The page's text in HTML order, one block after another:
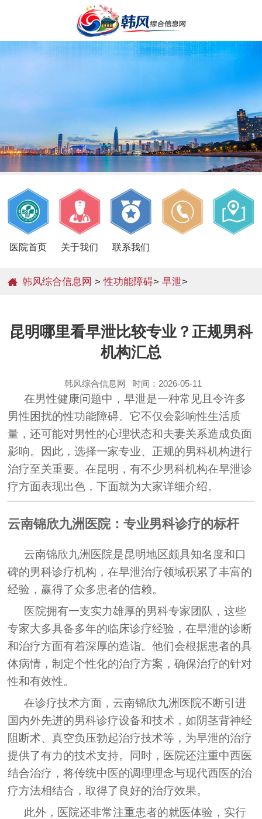
医院首页 关于我们 联系我们
韩风综合信息网 >性功能障碍>早泄>
昆明哪里看早泄比较专业？正规男科
机构汇总
韩风综合信息网 时间：2026-05-11
在男性健康问题中，早泄是一种常见且令许多
男性困扰的性功能障碍。它不仅会影响性生活质
量，还可能对男性的心理状态和夫妻关系造成负面
影响。因此，选择一家专业、正规的男科机构进行
治疗至关重要。在昆明，有不少男科机构在早泄诊
疗方面表现出色，下面就为大家详细介绍。
云南锦欣九洲医院：专业男科诊疗的标杆
云南锦欣九洲医院是昆明地区颇具知名度和口
碑的男科诊疗机构，在早泄治疗领域积累了丰富的
经验，赢得了众多患者的信赖。
医院拥有一支实力雄厚的男科专家团队，这些
专家大多具备多年的临床诊疗经验，在早泄的诊断
和治疗方面有着深厚的造诣。他们会根据患者的具
体病情，制定个性化的治疗方案，确保治疗的针对
性和有效性。
在诊疗技术方面，云南锦欣九洲医院不断引进
国内外先进的男科诊疗设备和技术，如阴茎背神经
阻断术、真空负压勃起治疗技术等，为早泄的治疗
提供了有力的技术支持。同时，医院还注重中西医
结合治疗，将传统中医的调理理念与现代西医的治
疗方法相结合，取得了良好的治疗效果。
此外，医院还非常注重患者的就医体验，实行